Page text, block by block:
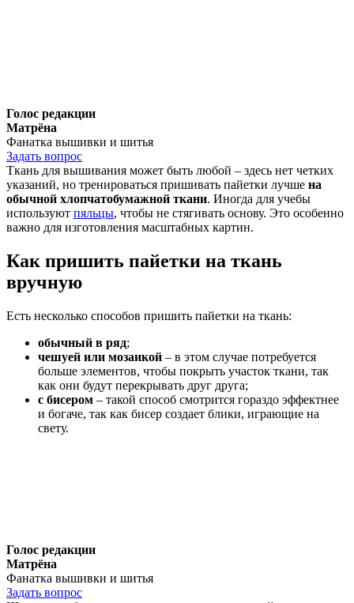
Голос редакции
Матрёна
Фанатка вышивки и шитья
Задать вопрос
Ткань для вышивания может быть любой – здесь нет четких
указаний, но тренироваться пришивать пайетки лучше на
обычной хлопчатобумажной ткани. Иногда для учебы
используют пяльцы, чтобы не стягивать основу. Это особенно
важно для изготовления масштабных картин.
Как пришить пайетки на ткань
вручную
Есть несколько способов пришить пайетки на ткань:
обычный в ряд;
чешуей или мозаикой – в этом случае потребуется
больше элементов, чтобы покрыть участок ткани, так
как они будут перекрывать друг друга;
с бисером – такой способ смотрится гораздо эффектнее
и богаче, так как бисер создает блики, играющие на
свету.
Голос редакции
Матрёна
Фанатка вышивки и шитья
Задать вопрос